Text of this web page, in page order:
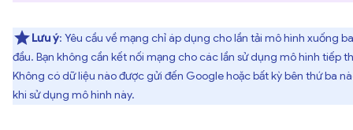
Lưu ý: Yêu cầu về mạng chỉ áp dụng cho lần tải mô hình xuống
đầu. Bạn không cần kết nối mạng cho các lần sử dụng mô hình tiếp
Không có dữ liệu nào được gửi đến Google hoặc bất kỳ bên thứ ba
khi sử dụng mô hình này.